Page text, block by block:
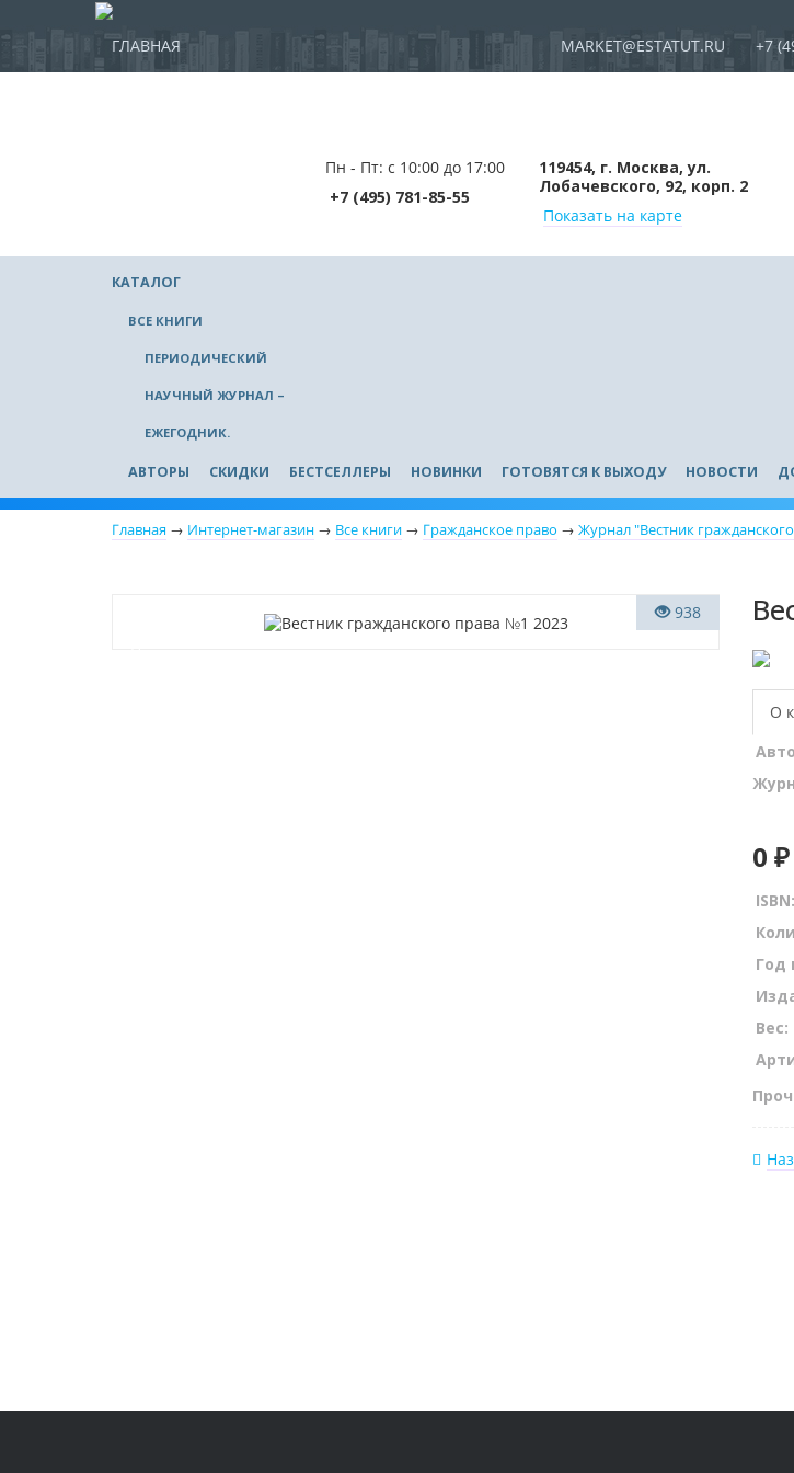
ГЛАВНАЯ MARKET@ESTATUT.RU +7
Пн - Пт: с 10:00 до 17:00
+7 (495) 781-85-55
119454, г. Москва, ул.
Лобачевского, 92, корп. 2
Показать на карте
КАТАЛОГ
ВСЕ КНИГИ
ПЕРИОДИЧЕСКИЙ
НАУЧНЫЙ ЖУРНАЛ –
ЕЖЕГОДНИК.
АВТОРЫ СКИДКИ БЕСТСЕЛЛЕРЫ НОВИНКИ ГОТОВЯТСЯ К ВЫХОДУ НОВОСТИ
Главная → Интернет-магазин → Все книги → Гражданское право → Журнал "Вестник
938
О
0 ₽
ISBN:
Год
Вес: